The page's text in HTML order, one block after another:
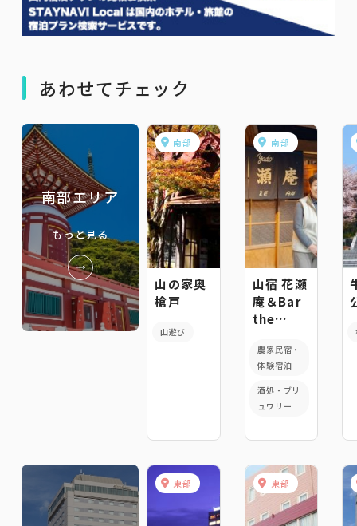
あわせてチェック
南部エリア
もっと見る
南部
山の家奥
槍戸
山遊び
南部
山宿 花瀬
庵＆Bar
the
農家民宿・
体験宿泊
酒処・ブリ
ュワリー
東部 東部